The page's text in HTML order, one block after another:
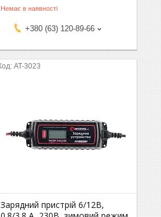
Немає в наявності
+380 (63) 120-89-66
AT-3023
Зарядний пристрій 6/12В,